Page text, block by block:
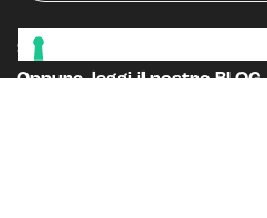
Seguici sui nostri canali social
Oppure, leggi il nostroBLOG